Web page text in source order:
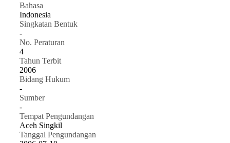
Bahasa
Indonesia
Singkatan Bentuk
-
No. Peraturan
4
Tahun Terbit
2006
Bidang Hukum
-
Sumber
-
Tempat Pengundangan
Aceh Singkil
Tanggal Pengundangan